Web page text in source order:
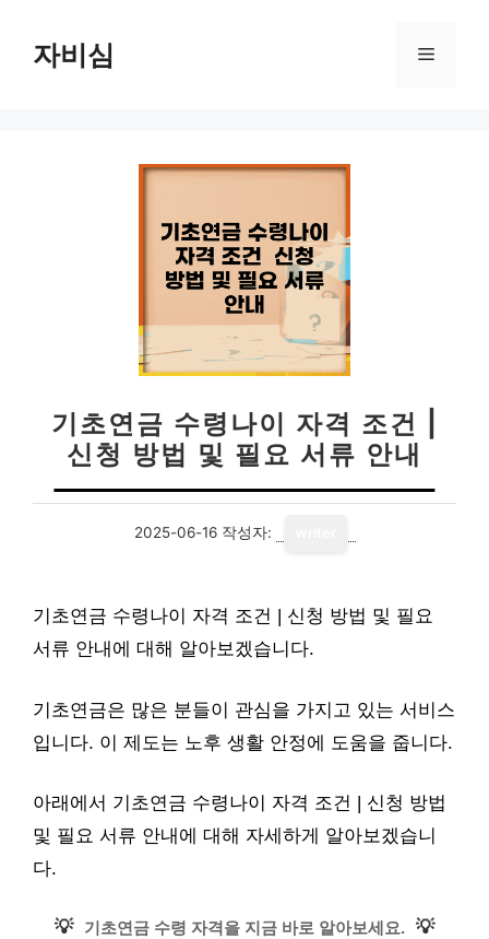
자비심 메
기초연금 수령나이 자격 조건 |
신청 방법 및 필요 서류 안내
2025-06-16 작성자:
기초연금 수령나이 자격 조건 | 신청 방법 및 필요
서류 안내에 대해 알아보겠습니다.
기초연금은 많은 분들이 관심을 가지고 있는 서비스
입니다. 이 제도는 노후 생활 안정에 도움을 줍니다.
아래에서 기초연금 수령나이 자격 조건 | 신청 방법
및 필요 서류 안내에 대해 자세하게 알아보겠습니
다.
💡 기초연금 수령 자격을 지금 바로 알아보세요. 💡